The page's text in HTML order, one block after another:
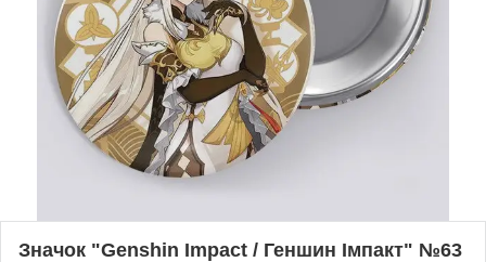
Значок "Genshin Impact / Геншин Імпакт" №63